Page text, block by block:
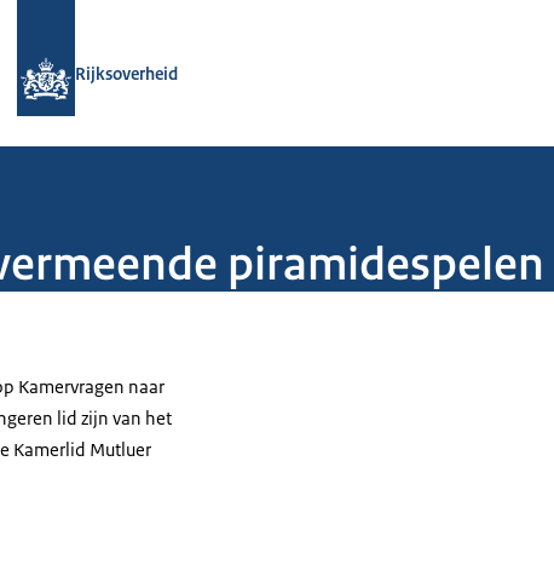
Rijksoverheid
piramidespelen
Kamervragen naar
lid zijn van het
Kamerlid Mutluer